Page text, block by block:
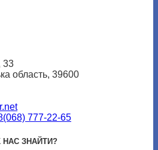
33
область, 39600
777-22-65
НАС ЗНАЙТИ?